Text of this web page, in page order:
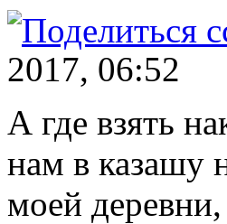
2017, 06:52
А где взять
нам в казашу
моей